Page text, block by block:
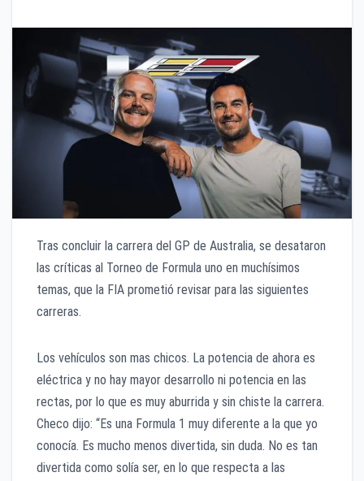
Tras concluir la carrera del GP de Australia, se desataron
las críticas al Torneo de Formula uno en muchísimos
temas, que la FIA prometió revisar para las siguientes
carreras.
Los vehículos son mas chicos. La potencia de ahora es
eléctrica y no hay mayor desarrollo ni potencia en las
rectas, por lo que es muy aburrida y sin chiste la carrera.
Checo dijo: “Es una Formula 1 muy diferente a la que yo
conocía. Es mucho menos divertida, sin duda. No es tan
divertida como solía ser, en lo que respecta a las